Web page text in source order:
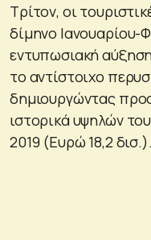
Τρίτον, οι
δίμηνο Ιανουαρίου-
εντυπωσιακή
το αντίστοιχο
δημιουργώντας
ιστορικά υψηλών
2019 (Ευρώ 18,2 δισ.).